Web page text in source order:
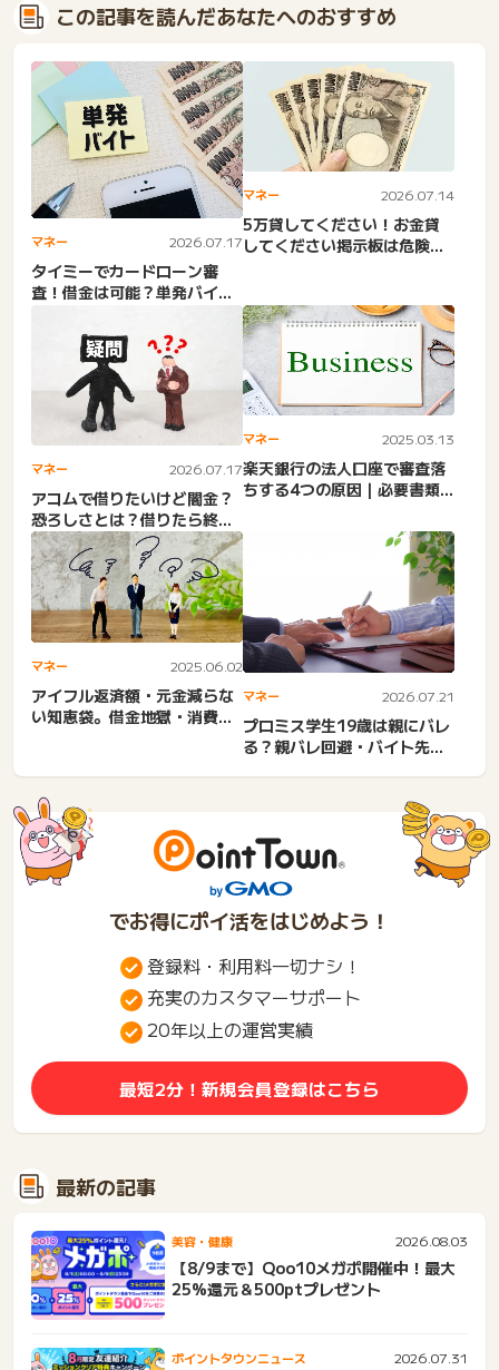
この記事を読んだあなたへのおすすめ
マネー 2026.07.17
タイミーでカードローン審
査！借金は可能？単発バイト
マネー 2026.07.14
5万貸してください！お金貸
してください掲示板は危険。
マネー 2026.07.17
アコムで借りたいけど闇金？
恐ろしさとは？借りたら終わ
り、怖いお兄さんが来る・
反...
マネー 2025.03.13
楽天銀行の法人口座で審査落
ちする4つの原因｜必要書類
マネー 2025.06.02
アイフル返済額・元金減らな
い知恵袋。借金地獄・消費者
マネー 2026.07.21
プロミス学生19歳は親にバレ
る？親バレ回避・バイト先・
でお得にポイ活をはじめよう！
登録料・利用料一切ナシ！
充実のカスタマーサポート
20年以上の運営実績
最短2分！新規会員登録はこちら
最新の記事
美容・健康 2026.08.03
【8/9まで】Qoo10メガポ開催中！最大
25%還元＆500ptプレゼント
ポイントタウンニュース 2026.07.31